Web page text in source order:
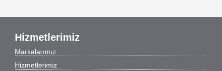
Hizmetlerimiz
Markalarımız
Hizmetlerimiz